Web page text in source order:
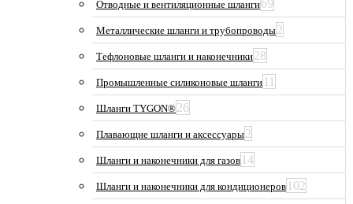
Отводные и вентиляционные шланги69
Металлические шланги и трубопроводы2
Тефлоновые шланги и наконечники28
Промышленные силиконовые шланги 11
Шланги TYGON®26
Плавающие шланги и аксессуары2
Шланги и наконечники для газов 14
Шланги и наконечники для кондиционеров 102